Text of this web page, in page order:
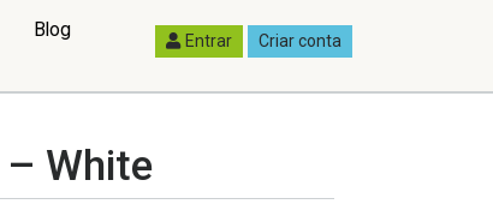
Blog Entrar Criar conta
– White